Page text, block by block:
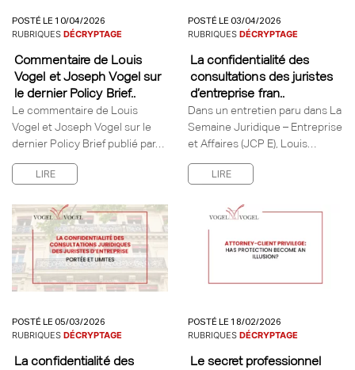
POSTÉ LE 10/04/2026
RUBRIQUES DÉCRYPTAGE
Commentaire de Louis
Vogel et Joseph Vogel sur
le dernier Policy Brief..
Le commentaire de Louis
Vogel et Joseph Vogel sur le
dernier Policy Brief publié par…
LIRE
POSTÉ LE 03/04/2026
RUBRIQUES DÉCRYPTAGE
La confidentialité des
consultations des juristes
d’entreprise fran..
Dans un entretien paru dans La
Semaine Juridique – Entreprise
et Affaires (JCP E), Louis…
LIRE
POSTÉ LE 05/03/2026
RUBRIQUES DÉCRYPTAGE
La confidentialité des
POSTÉ LE 18/02/2026
RUBRIQUES DÉCRYPTAGE
Le secret professionnel